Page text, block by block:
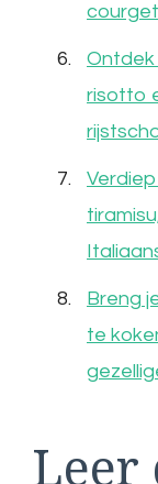
Ontdek
risotto
Breng
te
Leer